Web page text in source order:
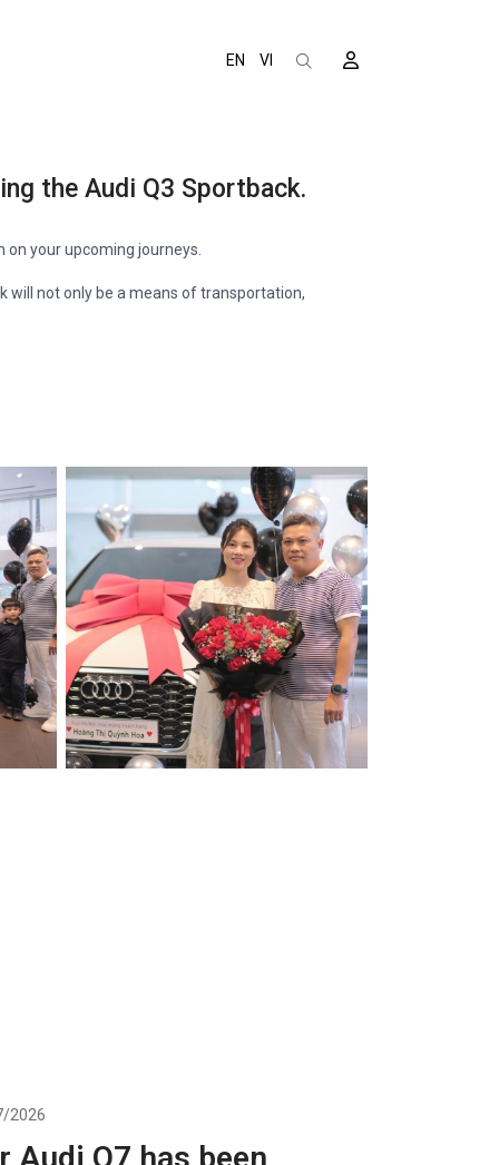
EN VI
the Audi Q3 Sportback.
your upcoming journeys.
will not only be a means of transportation,
2026
Audi Q7 has been